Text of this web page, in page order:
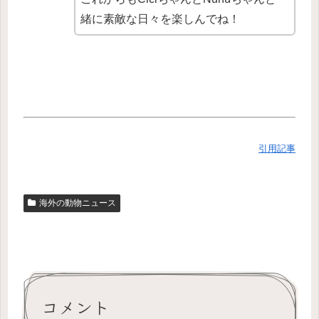
緒に素敵な日々を楽しんでね！
引用記事
海外の動物ニュース
コメント